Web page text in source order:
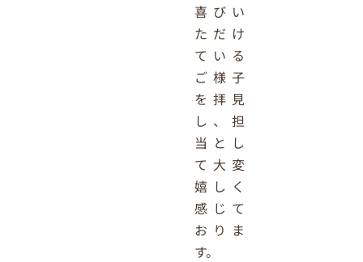
喜びい
ただけ
ている
ご様子
を拝見
し、担
当とし
て大変
嬉しく
感じて
おりま
す。